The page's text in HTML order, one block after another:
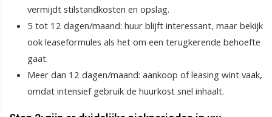
vermijdt stilstandkosten en opslag.
5 tot 12 dagen/maand: huur blijft interessant, maar bekijk
ook leaseformules als het om een terugkerende behoefte
gaat.
Meer dan 12 dagen/maand: aankoop of leasing wint vaak,
omdat intensief gebruik de huurkost snel inhaalt.